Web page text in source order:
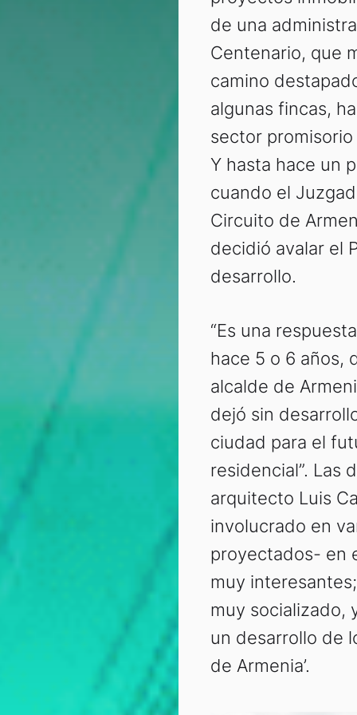
de una
Centenario, que
camino
algunas fincas,
sector
Y hasta hace un
cuando el
Circuito de
decidió avalar el
desarrollo.
“Es una
hace 5 o 6 años,
alcalde de
dejó sin
ciudad para el
residencial”. Las
arquitecto Luis
involucrado en
proyectados- en
muy
muy socializado,
un desarrollo de
de Armenia’.